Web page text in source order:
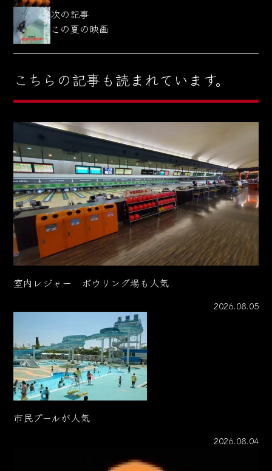
次の記事
この夏の映画
こちらの記事も読まれています。
室内レジャー ボウリング場も人気
2026.08.05
市民プールが人気
2026.08.04